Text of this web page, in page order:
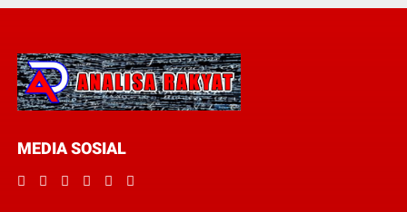
MEDIA SOSIAL